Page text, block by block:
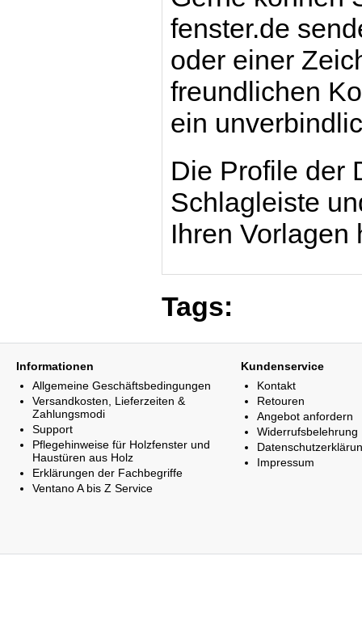
fenster.de
oder einer
freundlichen
ein
Die Profile der
Schlagleiste
Ihren Vorlagen
Tags:
Informationen
Allgemeine Geschäftsbedingungen
Versandkosten, Lieferzeiten &
Zahlungsmodi
Support
Pflegehinweise für Holzfenster und
Haustüren aus Holz
Erklärungen der Fachbegriffe
Ventano A bis Z Service
Kundenservice
Kontakt
Retouren
Angebot anfordern
Widerrufsbelehrung
Impressum